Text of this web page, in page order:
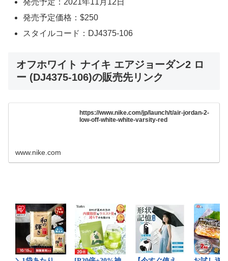
発売予定価格：$250
スタイルコード：DJ4375-106
オフホワイト ナイキ エアジョーダン2 ロ
ー (DJ4375-106)の販売先リンク
https://www.nike.com/jp/launch/t/air-jordan-2-
low-off-white-white-varsity-red
www.nike.com